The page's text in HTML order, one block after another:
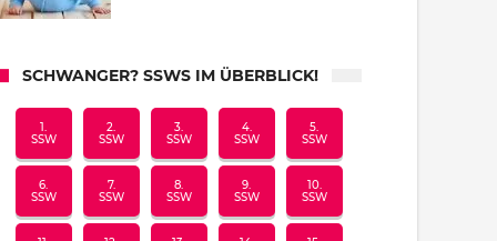
SCHWANGER? SSWS IM ÜBERBLICK!
1.
SSW
2.
SSW
3.
SSW
4.
SSW
5.
SSW
6.
SSW
7.
SSW
8.
SSW
9.
SSW
10.
SSW